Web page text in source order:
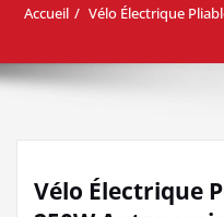
Accueil Vélo Électrique
Vélo Électrique